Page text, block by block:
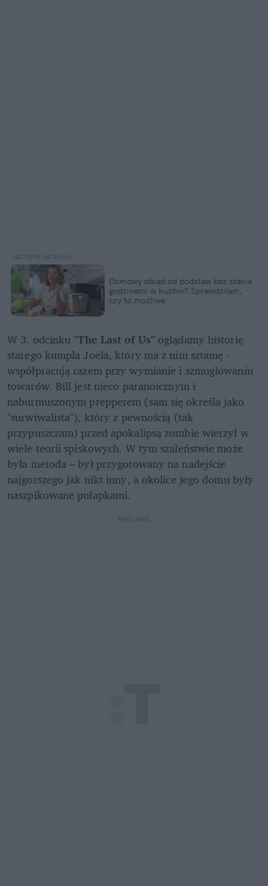
Domowy obiad od podstaw bez stania
godzinami w kuchni? Sprawdziłam,
czy to możliwe
W 3. odcinku "The Last of Us" oglądamy historię
starego kumpla Joela, który ma z nim sztamę -
współpracują razem przy wymianie i szmuglowaniu
towarów. Bill jest nieco paranoicznym i
naburmuszonym prepperem (sam się określa jako
"surwiwalista"), który z pewnością (tak
przypuszczam) przed apokalipsą zombie wierzył w
wiele teorii spiskowych. W tym szaleństwie może
była metoda – był przygotowany na nadejście
najgorszego jak nikt inny, a okolice jego domu były
naszpikowane pułapkami.
REKLAMA